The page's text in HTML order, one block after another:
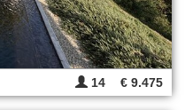
14 € 9.475